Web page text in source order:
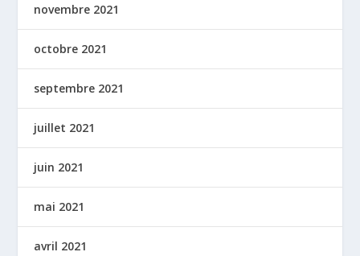
novembre 2021
octobre 2021
septembre 2021
juillet 2021
juin 2021
mai 2021
avril 2021